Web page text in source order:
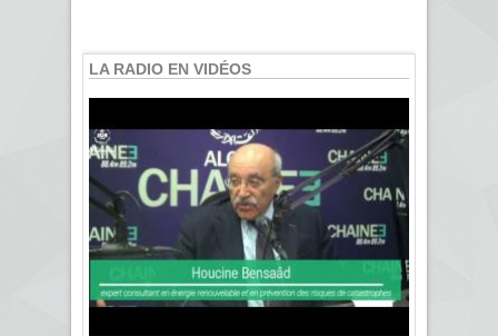
LA RADIO EN VIDÉOS